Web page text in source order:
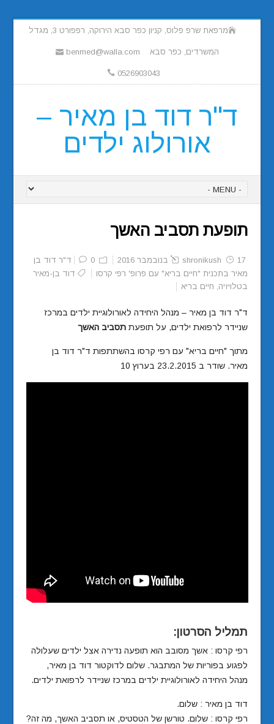
מרפאת שרפ פלוס, קניון כפר סבא הירוקה, רפפורט 3, מגדל
המשרדים, כפר סבא benmed@walla.com
0526903043
ד"ר דוד בן מאיר –
אורולוג ילדים
תופעת תסביב האשך
shronikush 17 בנובמבר 2016 0
ד"ר דוד בן
מאיר בתכנית "חיים בריא" עם פרופ' רפי קרסו
דוד בן-מאיר
בטלויזיה, חיים בריא
ד"ר דוד בן מאיר – מנהל היחידה לאורולוגיית ילדים במרכז
שניידר לרפואת ילדים, על תופעת תסביב האשך
מתוך "חיים בריא" עם רפי קרסו בהשתתפות ד"ר דוד בן
מאיר. שודר ב 23.2.2015 בערוץ 10
תמליל הסרטון:
רפי קרסו : אשך מסובב הוא תופעה נדירה אצל ילדים שעלולה
לפגוע בפוריות של המתבגר. שלום לדוקטור דוד בן מאיר,
מנהל היחידה לאורולוגיית ילדים במרכז שניידר לרפואת ילדים.
דוד בן מאיר : שלום.
רפי קרסו : שלום. טורשן של הטסטיס, או תסביב האשך, מה זה?